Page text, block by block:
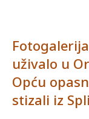
uživalo u
Opću
stizali iz